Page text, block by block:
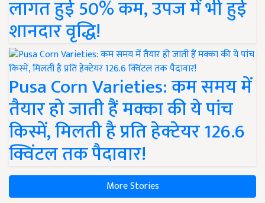
लागत हुई 50% कम, उपज में भी हुई
शानदार वृद्धि!
Pusa Corn Varieties: कम समय में
तैयार हो जाती हैं मक्का की ये पांच
किस्में, मिलती है प्रति हेक्टेयर 126.6
क्विंटल तक पैदावार!
More Stories